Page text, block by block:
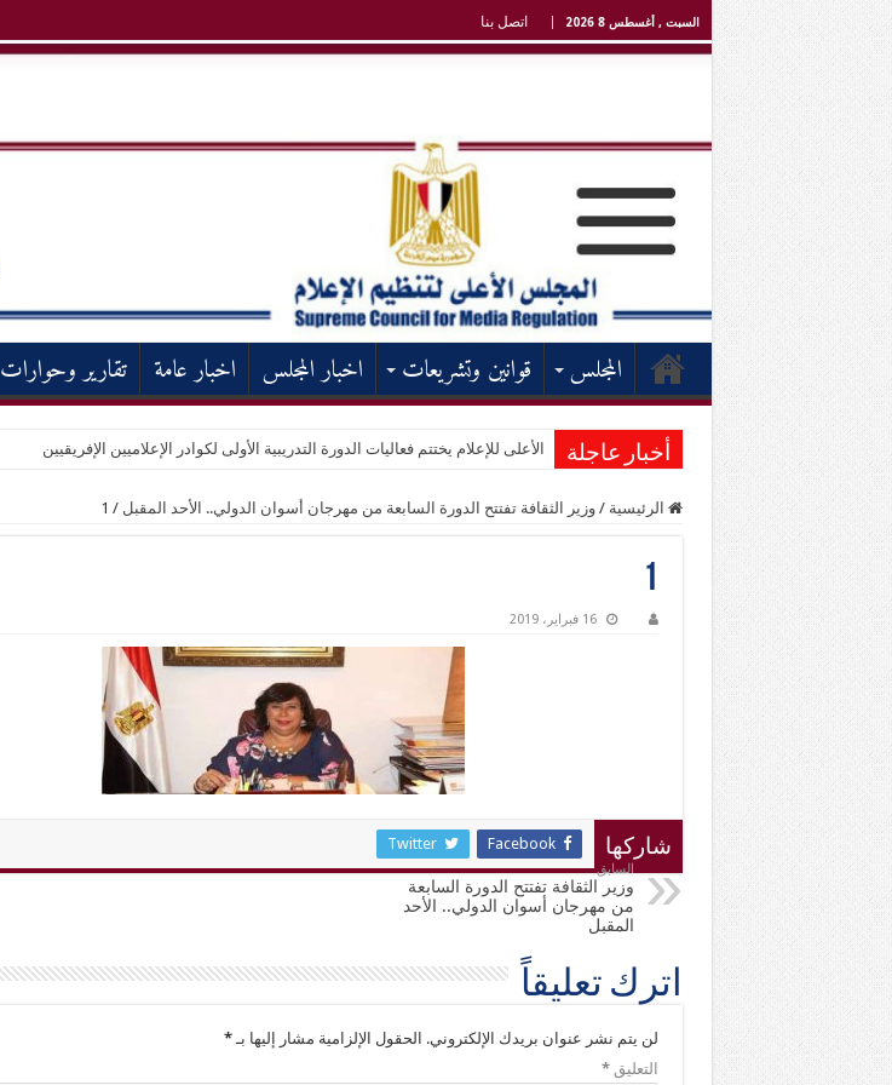
السبت , أغسطس 8 2026 اتصل بنا
المجلس قوانين وتشريعات اخبار المجلس اخبار عامة تقارير وحوارات
أخبار عاجلة الأعلى للإعلام يختتم فعاليات الدورة التدريبية الأولى لكوادر الإعلاميين الإفريقيين
الرئيسية / وزير الثقافة تفتتح الدورة السابعة من مهرجان أسوان الدولي.. الأحد المقبل /
1
1
16 فبراير، 2019
شاركها Facebook
Twitter
السابق
وزير الثقافة تفتتح الدورة السابعة
من مهرجان أسوان الدولي.. الأحد
المقبل
اترك تعليقاً
لن يتم نشر عنوان بريدك الإلكتروني. الحقول الإلزامية مشار إليها بـ*
التعليق*